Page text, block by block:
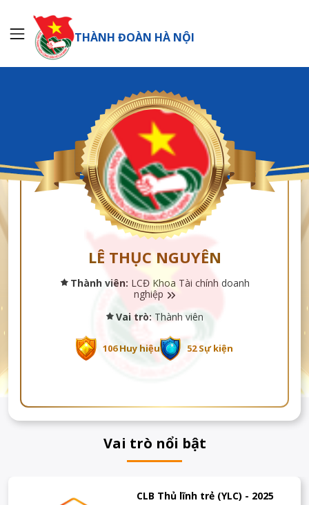
THÀNH ĐOÀN HÀ NỘI
LÊ THỤC NGUYÊN
Thành viên: LCĐ Khoa Tài chính doanh
nghiệp
Vai trò:Thành viên
106 Huy hiệu 52 Sự kiện
Vai trò nổi bật
CLB Thủ lĩnh trẻ (YLC) - 2025